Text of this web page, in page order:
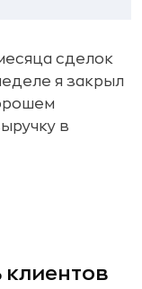
сделок
я закрыл
в
клиентов